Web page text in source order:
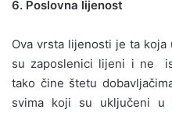
6. Poslovna lijenost
Ova vrsta lijenosti je ta
su zaposlenici lijeni i ne
tako čine štetu
svima koji su uključeni u